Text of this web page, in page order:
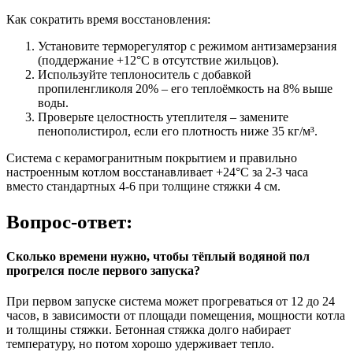
Как сократить время восстановления:
Установите терморегулятор с режимом антизамерзания
(поддержание +12°C в отсутствие жильцов).
Используйте теплоноситель с добавкой
пропиленгликоля 20% – его теплоёмкость на 8% выше
воды.
Проверьте целостность утеплителя – замените
пенополистирол, если его плотность ниже 35 кг/м³.
Система с керамогранитным покрытием и правильно
настроенным котлом восстанавливает +24°C за 2-3 часа
вместо стандартных 4-6 при толщине стяжки 4 см.
Вопрос-ответ:
Сколько времени нужно, чтобы тёплый водяной пол
прогрелся после первого запуска?
При первом запуске система может прогреваться от 12 до 24
часов, в зависимости от площади помещения, мощности котла
и толщины стяжки. Бетонная стяжка долго набирает
температуру, но потом хорошо удерживает тепло.